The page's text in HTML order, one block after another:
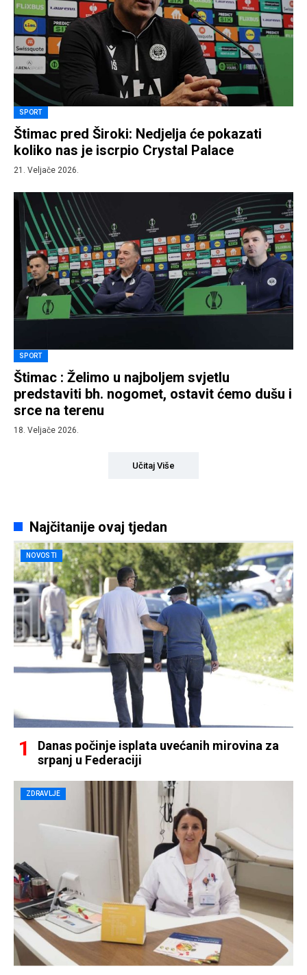
SPORT
Štimac pred Široki: Nedjelja će pokazati
koliko nas je iscrpio Crystal Palace
21. Veljače 2026.
SPORT
Štimac : Želimo u najboljem svjetlu
predstaviti bh. nogomet, ostavit ćemo dušu i
srce na terenu
18. Veljače 2026.
Učitaj Više
Najčitanije ovaj tjedan
NOVOSTI
Danas počinje isplata uvećanih mirovina za
srpanj u Federaciji
ZDRAVLJE